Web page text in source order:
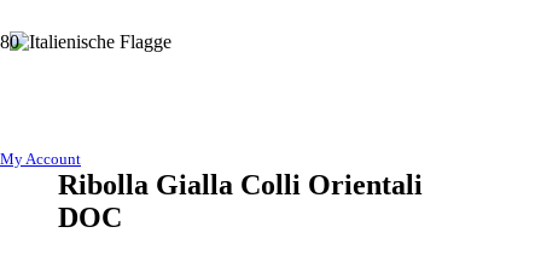
My Account
Ribolla Gialla Colli Orientali
DOC